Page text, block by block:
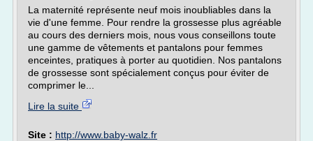
La maternité représente neuf mois inoubliables dans la
vie d'une femme. Pour rendre la grossesse plus agréable
au cours des derniers mois, nous vous conseillons toute
une gamme de vêtements et pantalons pour femmes
enceintes, pratiques à porter au quotidien. Nos pantalons
de grossesse sont spécialement conçus pour éviter de
comprimer le...
Lire la suite
Site : http://www.baby-walz.fr